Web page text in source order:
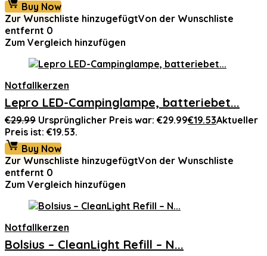
Buy Now
Zur Wunschliste hinzugefügtVon der Wunschliste
entfernt 0
Zum Vergleich hinzufügen
Notfallkerzen
Lepro LED-Campinglampe, batteriebet...
€29.99 Ursprünglicher Preis war: €29.99€19.53Aktueller
Preis ist: €19.53.
Buy Now
Zur Wunschliste hinzugefügtVon der Wunschliste
entfernt 0
Zum Vergleich hinzufügen
Notfallkerzen
Bolsius – CleanLight Refill – N...